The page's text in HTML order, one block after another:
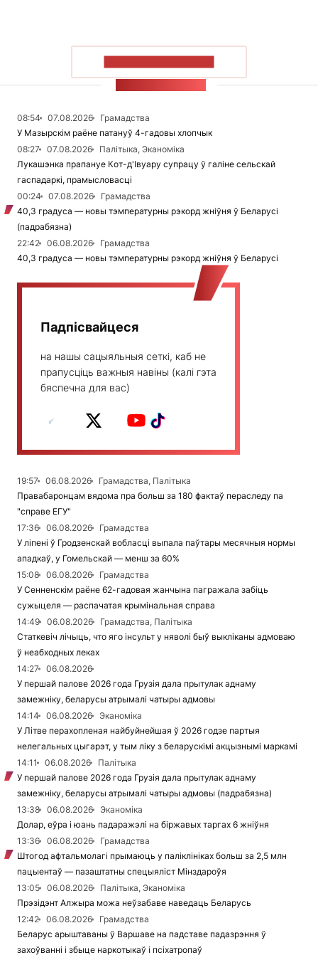
08:54 07.08.2026
Грамадства
У Мазырскім раёне патануў 4-гадовы хлопчык
08:27
07.08.2026
Палітыка, Эканоміка
Лукашэнка прапануе Кот-д'Івуару супрацу ў галіне сельскай
гаспадаркі, прамысловасці
00:24
07.08.2026
Грамадства
40,3 градуса — новы тэмпературны рэкорд жніўня ў Беларусі
(падрабязна)
22:42
06.08.2026
Грамадства
40,3 градуса — новы тэмпературны рэкорд жніўня ў Беларусі
Падпісвайцеся
на нашы сацыяльныя сеткі, каб не
прапусціць важныя навіны (калі гэта
бяспечна для вас)
19:57 06.08.2026
Грамадства, Палітыка
Правабаронцам вядома пра больш за 180 фактаў пераследу па
"справе ЕГУ"
17:36
06.08.2026
Грамадства
У ліпені ў Гродзенскай вобласці выпала паўтары месячныя нормы
ападкаў, у Гомельскай — менш за 60%
15:08
06.08.2026
Грамадства
У Сенненскім раёне 62-гадовая жанчына пагражала забіць
сужыцеля — распачатая крымінальная справа
14:49
06.08.2026
Грамадства, Палітыка
Статкевіч лічыць, что яго інсульт у няволі быў выкліканы адмоваю
ў неабходных леках
14:27
06.08.2026
У першай палове 2026 года Грузія дала прытулак аднаму
замежніку, беларусы атрымалі чатыры адмовы
14:14
06.08.2026
Эканоміка
У Літве перахопленая найбуйнейшая ў 2026 годзе партыя
нелегальных цыгарэт, у тым ліку з беларускімі акцызнымі маркамі
14:11
06.08.2026
Палітыка
У першай палове 2026 года Грузія дала прытулак аднаму
замежніку, беларусы атрымалі чатыры адмовы (падрабязна)
13:38
06.08.2026
Эканоміка
Долар, еўра і юань падаражэлі на біржавых таргах 6 жніўня
13:36
06.08.2026
Грамадства
Штогод афтальмолагі прымаюць у паліклініках больш за 2,5 млн
пацыентаў — пазаштатны спецыяліст Мінздароўя
13:05
06.08.2026
Палітыка, Эканоміка
Прэзідэнт Алжыра можа неўзабаве наведаць Беларусь
12:42
06.08.2026
Грамадства
Беларус арыштаваны ў Варшаве на падставе падазрэння ў
захоўванні і збыце наркотыкаў і псіхатропаў